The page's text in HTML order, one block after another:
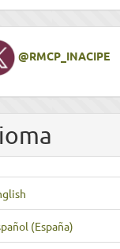
@RMCP_INACIPE
(España)